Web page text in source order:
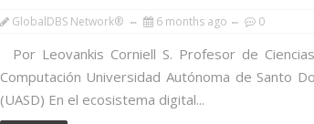
GlobalDBS Network® 6 months ago 0
Por Leovankis Corniell S. Profesor de
Computación Universidad Autónoma de Santo
(UASD) En el ecosistema digital...